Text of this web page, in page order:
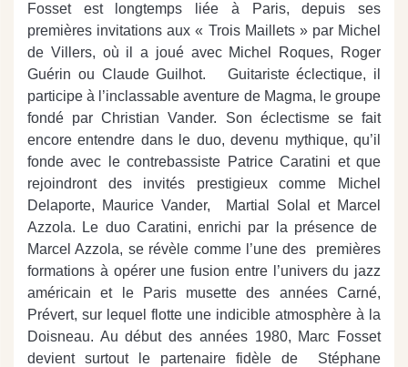
Fosset est longtemps liée à Paris, depuis ses
premières invitations aux « Trois Maillets » par Michel
de Villers, où il a joué avec Michel Roques, Roger
Guérin ou Claude Guilhot. Guitariste éclectique, il
participe à l’inclassable aventure de Magma, le groupe
fondé par Christian Vander. Son éclectisme se fait
encore entendre dans le duo, devenu mythique, qu’il
fonde avec le contrebassiste Patrice Caratini et que
rejoindront des invités prestigieux comme Michel
Delaporte, Maurice Vander, Martial Solal et Marcel
Azzola. Le duo Caratini, enrichi par la présence de
Marcel Azzola, se révèle comme l’une des premières
formations à opérer une fusion entre l’univers du jazz
américain et le Paris musette des années Carné,
Prévert, sur lequel flotte une indicible atmosphère à la
Doisneau. Au début des années 1980, Marc Fosset
devient surtout le partenaire fidèle de Stéphane